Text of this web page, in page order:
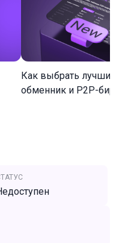
Как выбрать лучший
обменник и P2P-